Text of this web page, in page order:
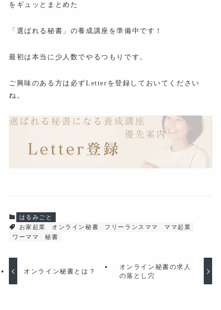
をギュッとまとめた
「選ばれる秘書」の養成講座を準備中です！
最初は本当に少人数でやるつもりです。
ご興味のある方は必ずLetterを登録しておいてください
ね。
はるみごと
お家起業
オンライン秘書 フリーランスママ
ママ起業
ワーママ
秘書
オンライン秘書とは？
オンライン秘書の求人
の落とし穴